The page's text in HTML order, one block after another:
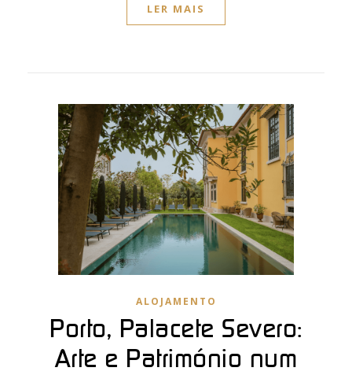
LER MAIS
ALOJAMENTO
Porto, Palacete Severo:
Arte e Património num